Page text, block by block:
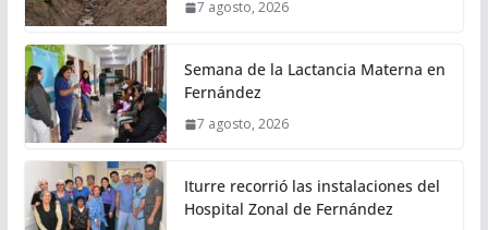
7 agosto, 2026
Semana de la Lactancia Materna en
Fernández
7 agosto, 2026
Iturre recorrió las instalaciones del
Hospital Zonal de Fernández